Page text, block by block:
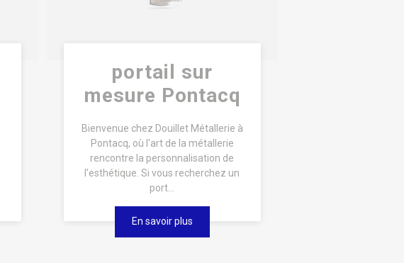
portail sur
mesure Pontacq
Bienvenue chez Douillet Métallerie à
Pontacq, où l'art de la métallerie
rencontre la personnalisation de
l'esthétique. Si vous recherchez un
port...
En savoir plus